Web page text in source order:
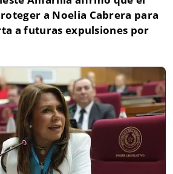
a Noelia Cabrera para
a futuras expulsiones por